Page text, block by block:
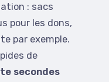
: sacs
pour les dons,
par exemple.
de
secondes